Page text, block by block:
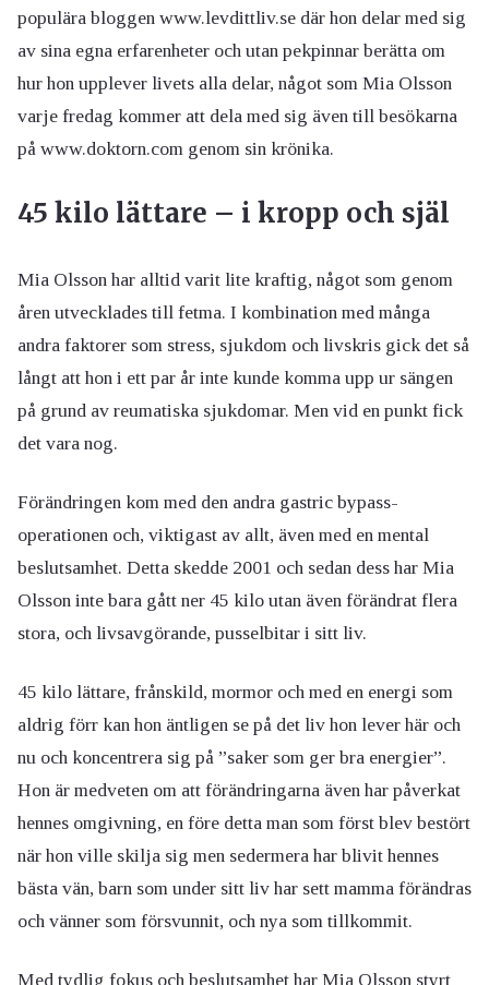
populära bloggen www.levdittliv.se där hon delar med sig
av sina egna erfarenheter och utan pekpinnar berätta om
hur hon upplever livets alla delar, något som Mia Olsson
varje fredag kommer att dela med sig även till besökarna
på www.doktorn.com genom sin krönika.
45 kilo lättare – i kropp och själ
Mia Olsson har alltid varit lite kraftig, något som genom
åren utvecklades till fetma. I kombination med många
andra faktorer som stress, sjukdom och livskris gick det så
långt att hon i ett par år inte kunde komma upp ur sängen
på grund av reumatiska sjukdomar. Men vid en punkt fick
det vara nog.
Förändringen kom med den andra gastric bypass-
operationen och, viktigast av allt, även med en mental
beslutsamhet. Detta skedde 2001 och sedan dess har Mia
Olsson inte bara gått ner 45 kilo utan även förändrat flera
stora, och livsavgörande, pusselbitar i sitt liv.
45 kilo lättare, frånskild, mormor och med en energi som
aldrig förr kan hon äntligen se på det liv hon lever här och
nu och koncentrera sig på ”saker som ger bra energier”.
Hon är medveten om att förändringarna även har påverkat
hennes omgivning, en före detta man som först blev bestört
när hon ville skilja sig men sedermera har blivit hennes
bästa vän, barn som under sitt liv har sett mamma förändras
och vänner som försvunnit, och nya som tillkommit.
Med tydlig fokus och beslutsamhet har Mia Olsson styrt